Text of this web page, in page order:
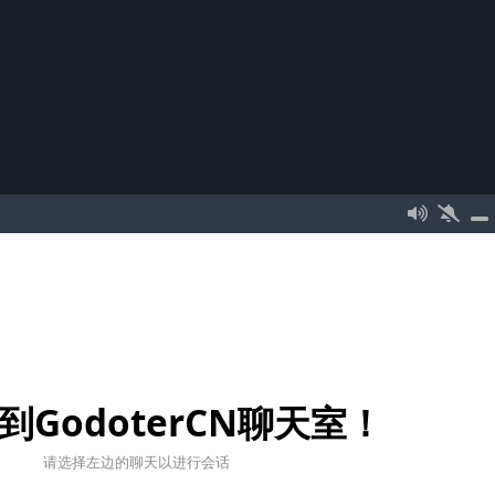
GodoterCN聊天室！
请选择左边的聊天以进行会话